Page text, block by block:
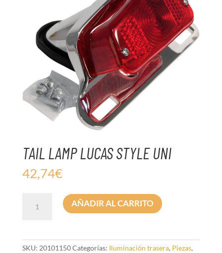
TAIL LAMP LUCAS STYLE UNI
42,74€
LAMP
cantidad
AÑADIR AL CARRITO
SKU: 20101150Categorías: Iluminación trasera, Piezas,